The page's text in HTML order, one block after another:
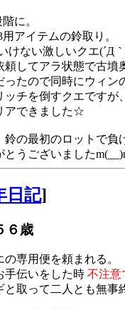
に。
アイテムの鈴取り。
けない激しいクエ(´Д
してアラ状態で古墳
たので同時にウィン
チを倒すクエですが
アできました☆
鈴の最初のロットで
うございました
日記]
６歳
専用便を頼まれる。
手伝いをした時 不注意
取って二人とも無事